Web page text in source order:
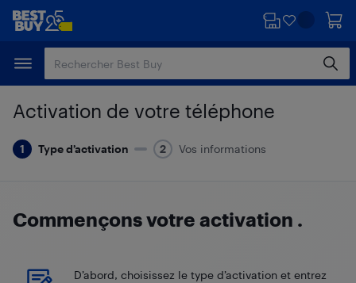
Passer
principal
Passer
Activation de votre téléphone
Type d’activation Vos informations
Commençons votre activation .
D’abord, choisissez le type d’activation et entrez